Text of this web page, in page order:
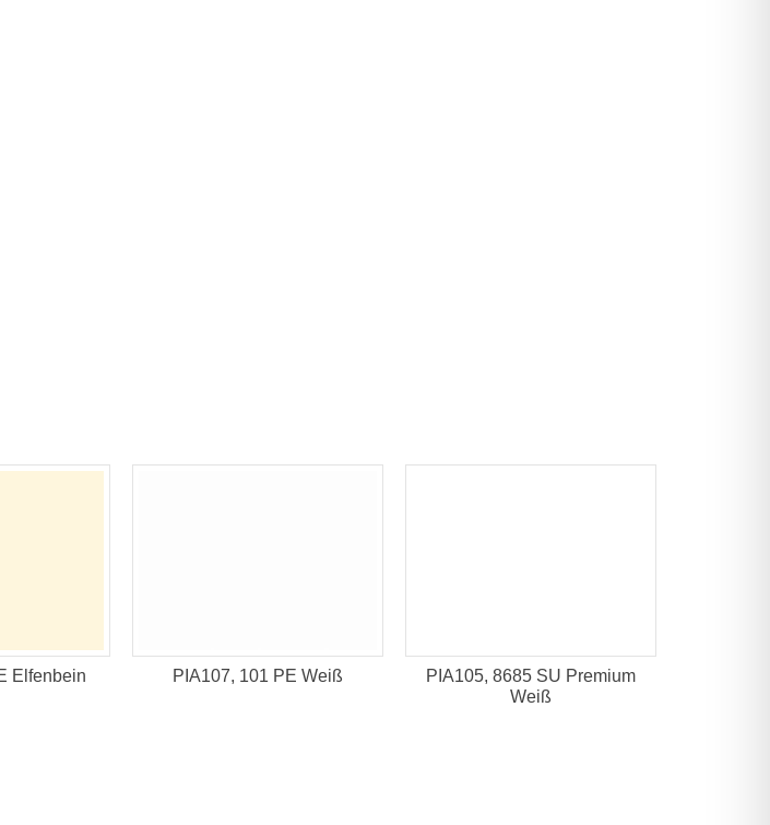
Elfenbein PIA107, 101 PE Weiß
PIA105, 8685 SU Premium
Weiß